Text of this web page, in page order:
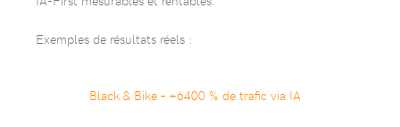
Exemples de résultats réels :
Black & Bike – +6400 % de trafic via IA